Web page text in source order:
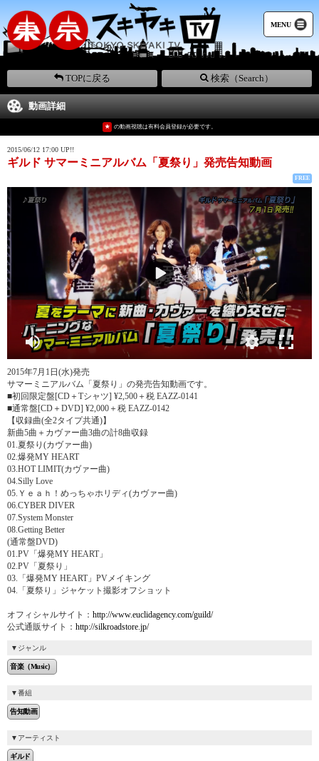
MENU
TOPに戻る 検索（Search）
動画詳細
★ の動画視聴は有料会員登録が必要です。
2015/06/12 17:00 UP!!
ギルド サマーミニアルバム「夏祭り」発売告知動画
FREE
2015年7月1日(水)発売
サマーミニアルバム「夏祭り」の発売告知動画です。
■初回限定盤[CD＋Tシャツ] ¥2,500＋税 EAZZ-0141
■通常盤[CD＋DVD] ¥2,000＋税 EAZZ-0142
【収録曲(全2タイプ共通)】
新曲5曲＋カヴァー曲3曲の計8曲収録
01.夏祭り(カヴァー曲)
02.爆発MY HEART
03.HOT LIMIT(カヴァー曲)
04.Silly Love
05.Ｙｅａｈ！めっちゃホリディ(カヴァー曲)
06.CYBER DIVER
07.System Monster
08.Getting Better
(通常盤DVD)
01.PV「爆発MY HEART」
02.PV「夏祭り」
03.「爆発MY HEART」PVメイキング
04.「夏祭り」ジャケット撮影オフショット
オフィシャルサイト： http://www.euclidagency.com/guild/
公式通販サイト： http://silkroadstore.jp/
ジャンル
音楽（Music）
番組
告知動画
アーティスト
ギルド